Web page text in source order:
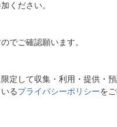
ください。
でご確認願います。
定して収集・利用・提供・預
る プライバシーポリシーを